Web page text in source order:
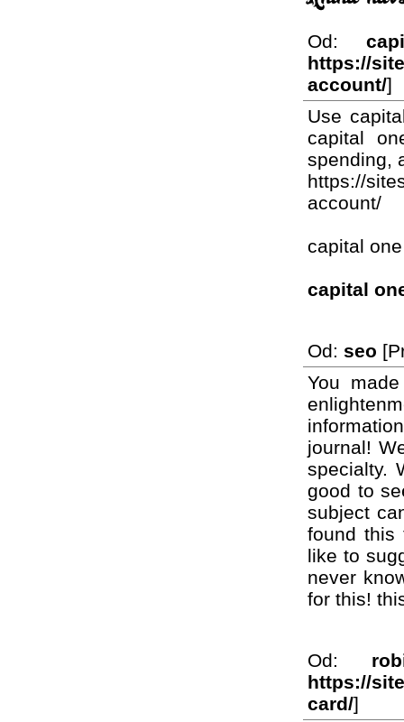
Od:
https://
account/]
Use
capital
spending,
https://
account/
capital
capital
Od: seo
You
journal!
specialty.
good to
subject
found this
like to
never
for this!
Od:
https://
card/]